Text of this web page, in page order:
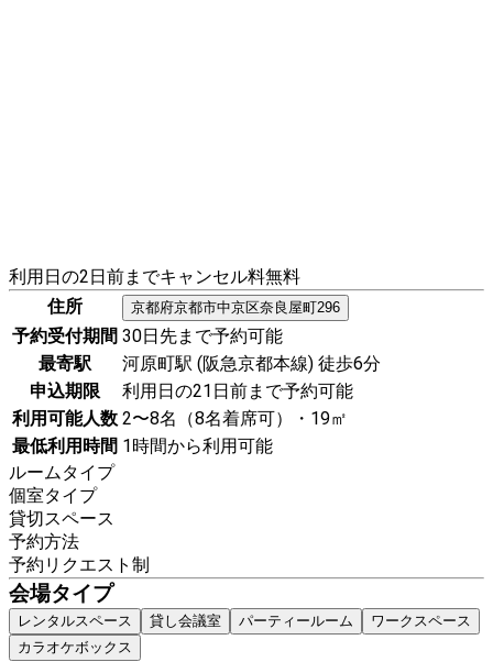
利用日の2日前までキャンセル料無料
住所
京都府京都市中京区奈良屋町296
予約受付期間 30日先まで予約可能
最寄駅
河原町駅 (阪急京都本線) 徒歩6分
申込期限
利用日の21日前まで予約可能
利用可能人数 2〜8名（8名着席可）・19㎡
最低利用時間 1時間から利用可能
ルームタイプ
個室タイプ
貸切スペース
予約方法
予約リクエスト制
会場タイプ
レンタルスペース 貸し会議室 パーティールーム
ワークスペース
カラオケボックス